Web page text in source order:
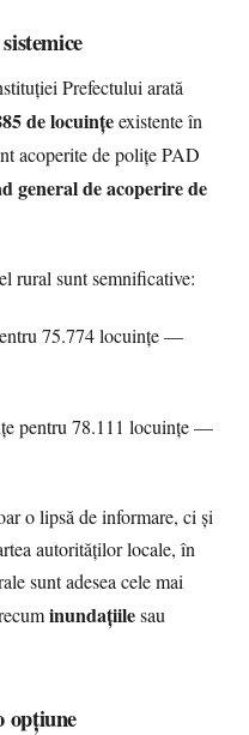
Prefectului arată
de locuințeexistente în
acoperite de polițe PAD
general de acoperire de
rural sunt semnificative:
75.774 locuințe —
pentru 78.111 locuințe —
o lipsă de informare, ci și
autorităților locale, în
sunt adesea cele mai
inundațiilesau
opțiune